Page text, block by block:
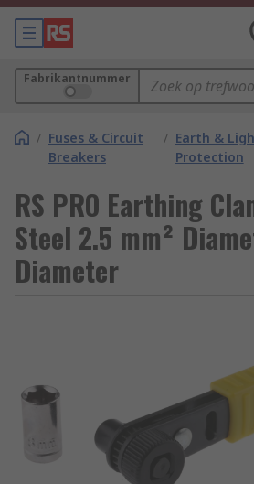
Fabrikantnummer
/ Fuses & Circuit
Breakers
/ Earth &
Protection
RS PRO Earthing
Steel 2.5 mm²
Diameter